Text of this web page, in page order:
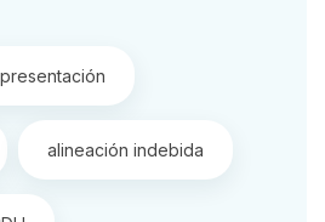
alineación indebida